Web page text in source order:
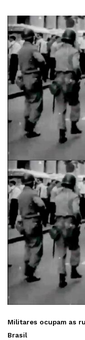
Militares ocupam as
Brasil